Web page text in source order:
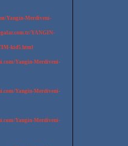
Yangin-Merdiveni-
YANGIN-
kid5.html
Yangin-Merdiveni-
Yangin-Merdiveni-
Yangin-Merdiveni-